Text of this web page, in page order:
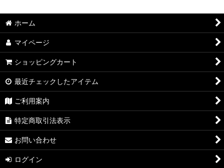
並び順:
ホーム
マイページ
ショッピングカート
最近チェックしたアイテム
ご利用案内
特定商取引法表示
お問い合わせ
ログイン